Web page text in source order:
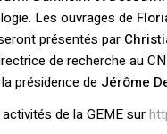
Les ouvrages de
présentés par
de recherche au
présidence de Jérôme
de la GEME sur